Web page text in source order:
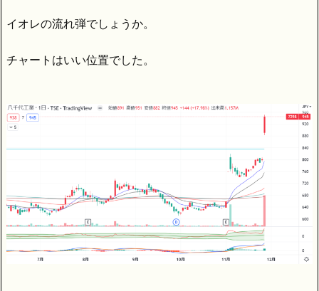
イオレの流れ弾でしょうか。
チャートはいい位置でした。